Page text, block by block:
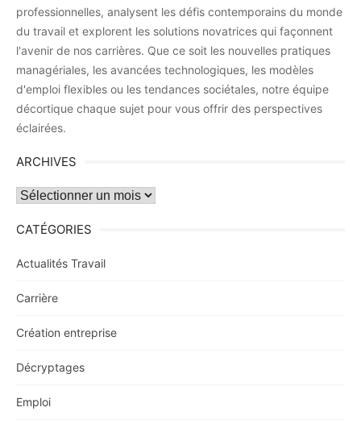
professionnelles, analysent les défis contemporains du monde
du travail et explorent les solutions novatrices qui façonnent
l'avenir de nos carrières. Que ce soit les nouvelles pratiques
managériales, les avancées technologiques, les modèles
d'emploi flexibles ou les tendances sociétales, notre équipe
décortique chaque sujet pour vous offrir des perspectives
éclairées.
ARCHIVES
Archives
CATÉGORIES
Actualités Travail
Carrière
Création entreprise
Décryptages
Emploi